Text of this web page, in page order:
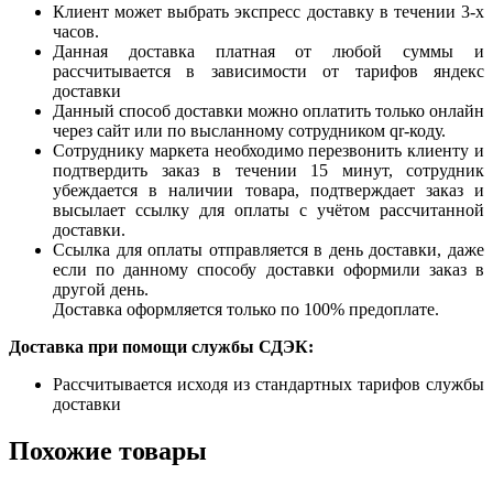
Клиент может выбрать экспресс доставку в течении 3-х
часов.
Данная доставка платная от любой суммы и
рассчитывается в зависимости от тарифов яндекс
доставки
Данный способ доставки можно оплатить только онлайн
через сайт или по высланному сотрудником qr-коду.
Сотруднику маркета необходимо перезвонить клиенту и
подтвердить заказ в течении 15 минут, сотрудник
убеждается в наличии товара, подтверждает заказ и
высылает ссылку для оплаты с учётом рассчитанной
доставки.
Ссылка для оплаты отправляется в день доставки, даже
если по данному способу доставки оформили заказ в
другой день.
Доставка оформляется только по 100% предоплате.
Доставка при помощи службы СДЭК:
Рассчитывается исходя из стандартных тарифов службы
доставки
Похожие товары